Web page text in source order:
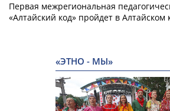
Первая межрегиональная
«Алтайский код» пройдет в Алтайском
«ЭТНО - МЫ»